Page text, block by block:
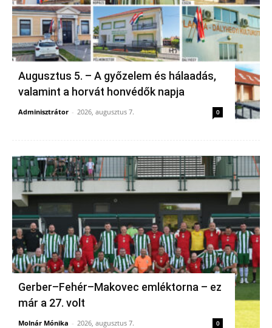
Augusztus 5. – A győzelem és hálaadás,
valamint a horvát honvédők napja
Adminisztrátor - 2026, augusztus 7. 0
Gerber–Fehér–Makovec emléktorna – ez
már a 27. volt
Molnár Mónika - 2026, augusztus 7. 0